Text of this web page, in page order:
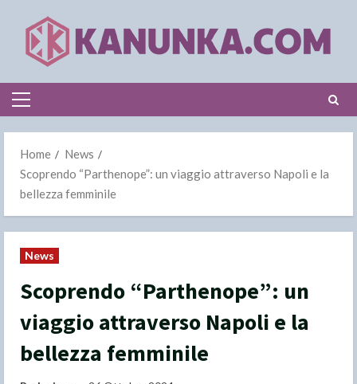
content
Primary
Home
News
Scoprendo “Parthenope”: un viaggio attraverso Napoli e la
bellezza femminile
News
Scoprendo “Parthenope”: un
viaggio attraverso Napoli e la
bellezza femminile